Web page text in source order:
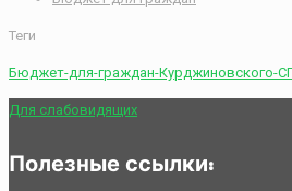
Теги
Бюджет-для-граждан-Курджиновского-
Для слабовидящих
Полезные ссылки: